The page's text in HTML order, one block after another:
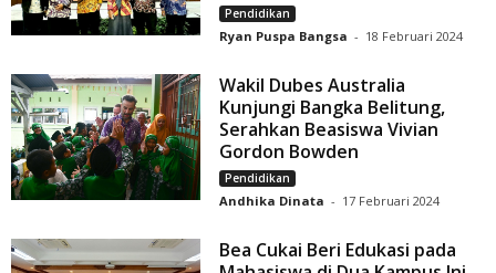
Pendidikan
Ryan Puspa Bangsa - 18 Februari 2024
Wakil Dubes Australia
Kunjungi Bangka Belitung,
Serahkan Beasiswa Vivian
Gordon Bowden
Pendidikan
Andhika Dinata - 17 Februari 2024
Bea Cukai Beri Edukasi pada